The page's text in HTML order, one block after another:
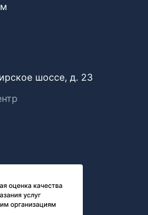
шоссе, д. 23